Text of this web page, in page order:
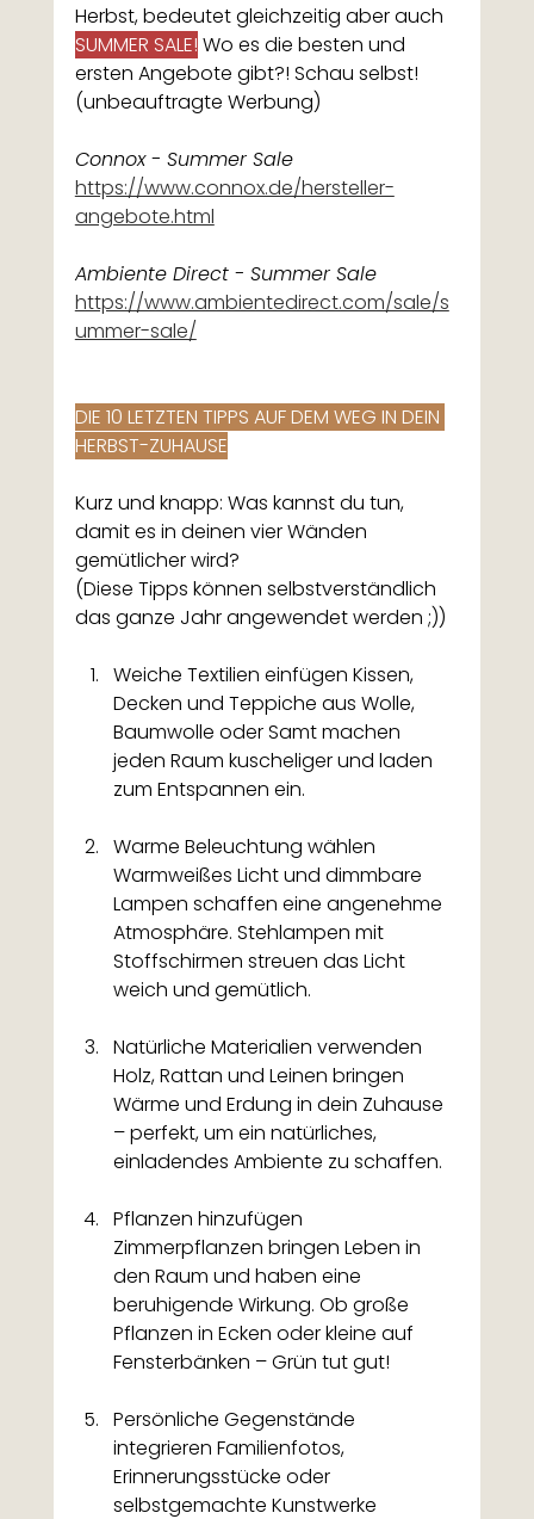
Herbst, bedeutet gleichzeitig aber auch
SUMMER SALE! Wo es die besten und
ersten Angebote gibt?! Schau selbst!
(unbeauftragte Werbung)
Connox - Summer Sale
https://www.connox.de/hersteller-
angebote.html
Ambiente Direct - Summer Sale
https://www.ambientedirect.com/sale/s
ummer-sale/
DIE 10 LETZTEN TIPPS AUF DEM WEG IN DEIN
HERBST-ZUHAUSE
Kurz und knapp: Was kannst du tun,
damit es in deinen vier Wänden
gemütlicher wird?
(Diese Tipps können selbstverständlich
das ganze Jahr angewendet werden ;))
Weiche Textilien einfügen Kissen,
Decken und Teppiche aus Wolle,
Baumwolle oder Samt machen
jeden Raum kuscheliger und laden
zum Entspannen ein.
Warme Beleuchtung wählen
Warmweißes Licht und dimmbare
Lampen schaffen eine angenehme
Atmosphäre. Stehlampen mit
Stoffschirmen streuen das Licht
weich und gemütlich.
Natürliche Materialien verwenden
Holz, Rattan und Leinen bringen
Wärme und Erdung in dein Zuhause
– perfekt, um ein natürliches,
einladendes Ambiente zu schaffen.
Pflanzen hinzufügen
Zimmerpflanzen bringen Leben in
den Raum und haben eine
beruhigende Wirkung. Ob große
Pflanzen in Ecken oder kleine auf
Fensterbänken – Grün tut gut!
Persönliche Gegenstände
integrieren Familienfotos,
Erinnerungsstücke oder
selbstgemachte Kunstwerke